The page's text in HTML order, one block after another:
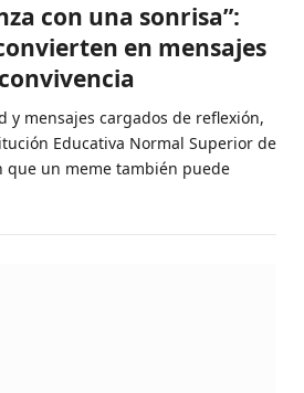
con una sonrisa”:
en mensajes
y mensajes cargados de reflexión,
Educativa Normal Superior de
que un meme también puede